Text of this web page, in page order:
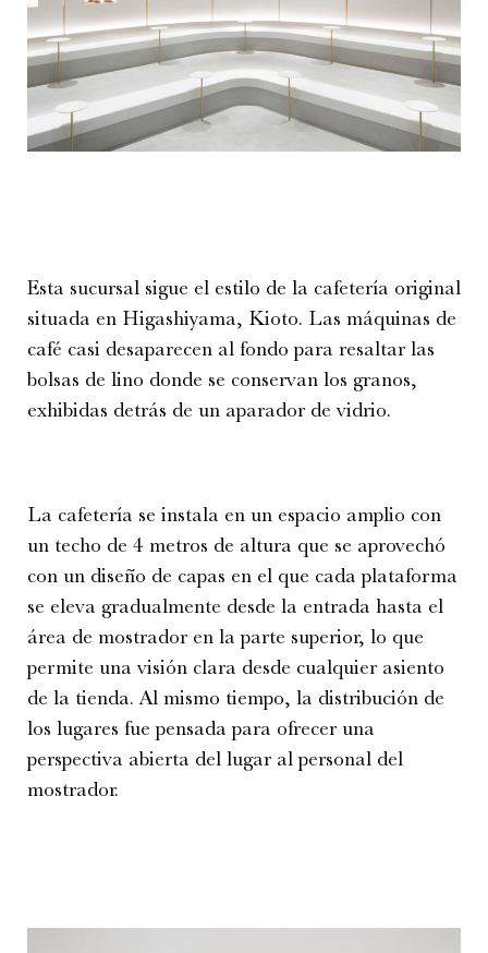
Esta sucursal sigue el estilo de la cafetería original
situada en Higashiyama, Kioto. Las máquinas de
café casi desaparecen al fondo para resaltar las
bolsas de lino donde se conservan los granos,
exhibidas detrás de un aparador de vidrio.
La cafetería se instala en un espacio amplio con
un techo de 4 metros de altura que se aprovechó
con un diseño de capas en el que cada plataforma
se eleva gradualmente desde la entrada hasta el
área de mostrador en la parte superior, lo que
permite una visión clara desde cualquier asiento
de la tienda. Al mismo tiempo, la distribución de
los lugares fue pensada para ofrecer una
perspectiva abierta del lugar al personal del
mostrador.